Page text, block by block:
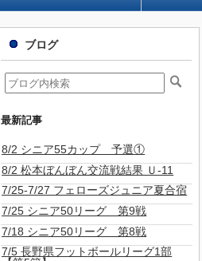
ブログ
最新記事
8/2 シニア55カップ 予選①
8/2 松本ぼんぼん交流戦結果 Ｕ-11
7/25-7/27 フェローズジュニア夏合宿
7/25 シニア50リーグ 第9戦
7/18 シニア50リーグ 第8戦
7/5 長野県フットボールリーグ1部